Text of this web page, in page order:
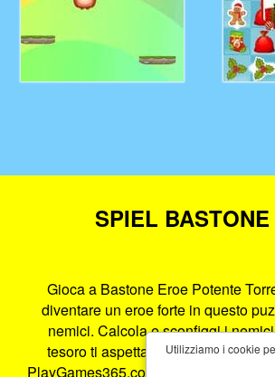
SPIEL
Gioca a Bastone Eroe Potente
diventare un eroe forte in questo
nemici. Calcola e sconfiggi i
tesoro ti aspetta... Calcola la tua
PlayGames365.com, questo sito ti
Utilizziamo i cookie